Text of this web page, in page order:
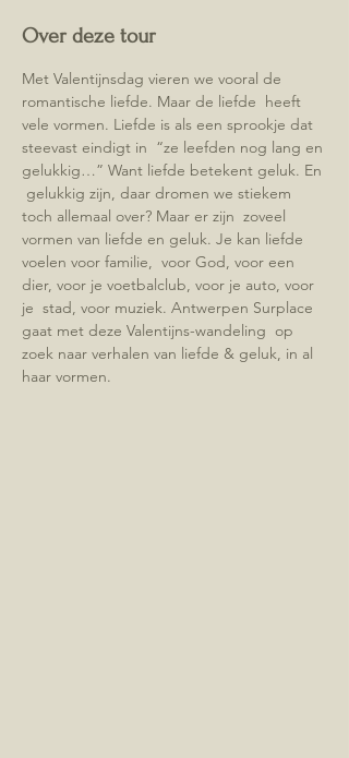
Over deze tour
Met Valentijnsdag vieren we vooral de
romantische liefde. Maar de liefde  heeft
vele vormen. Liefde is als een sprookje dat
steevast eindigt in  “ze leefden nog lang en
gelukkig…” Want liefde betekent geluk. En
gelukkig zijn, daar dromen we stiekem
toch allemaal over? Maar er zijn  zoveel
vormen van liefde en geluk. Je kan liefde
voelen voor familie,  voor God, voor een
dier, voor je voetbalclub, voor je auto, voor
je  stad, voor muziek. Antwerpen Surplace
gaat met deze Valentijns-wandeling  op
zoek naar verhalen van liefde & geluk, in al
haar vormen.